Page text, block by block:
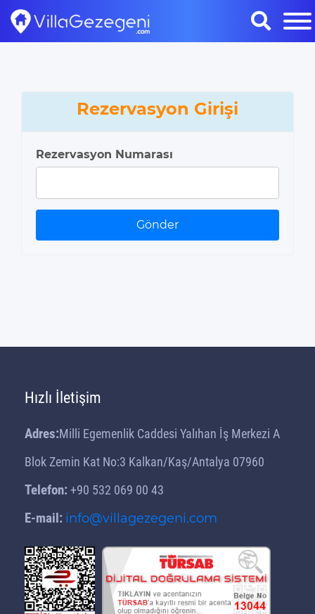
Rezervasyon Girişi
Rezervasyon Numarası
Gönder
Hızlı İletişim
Adres:Milli Egemenlik Caddesi Yalıhan İş Merkezi A
Blok Zemin Kat No:3 Kalkan/Kaş/Antalya 07960
Telefon: +90 532 069 00 43
E-mail: info@villagezegeni.com